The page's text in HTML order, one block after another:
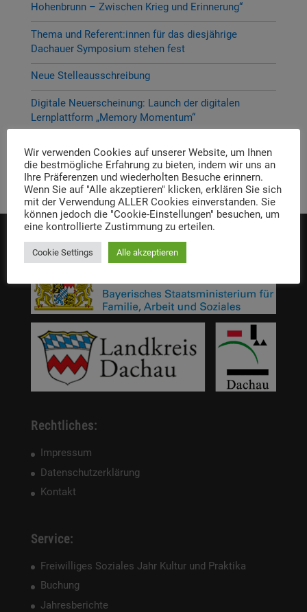
Hohenbrunn – Zwischen Krieg und Erinnerung“
Thema und Referent:innen für das diesjährige
Dachauer Symposium stehen fest
Neue Stelleausschreibung
Digitale Neuerscheinung: Launch der digitalen
Lernplattform „Memory Momentum“
Erinnern. Forschen. Vermitteln.
Die Einrichtung wird gefördert von:
Rechtliches:
Impressum
Datenschutzerklärung
Kontakt
Service:
Freiwilliges Soziales Jahr Kultur und Praktika
Buchung
Jahresberichte
Wir verwenden Cookies auf unserer Website, um Ihnen
die bestmögliche Erfahrung zu bieten, indem wir uns an
Ihre Präferenzen und wiederholten Besuche erinnern.
Wenn Sie auf "Alle akzeptieren" klicken, erklären Sie sich
mit der Verwendung ALLER Cookies einverstanden. Sie
können jedoch die "Cookie-Einstellungen" besuchen, um
eine kontrollierte Zustimmung zu erteilen.
Cookie Settings Alle akzeptieren